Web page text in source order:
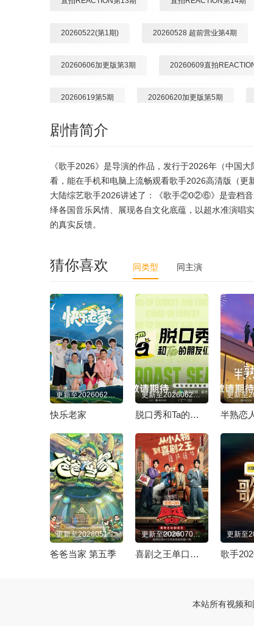
20260522(第1期) 20260528 超前营业第4期
20260606加更版第3期 20260609直拍
20260619第5期 20260620加更版第5期
20260624歌手后花园第5期
20260628(端午特辑) 20260701歌手后花园第6期
20260704加更版第7期 20260705特别企划第2期
20260711加更版第8期
剧情简介
《歌手2026》是导演的作品，发行于2026年（中国
看，能在手机和电脑上流畅观看歌手2026高清版（更
大陆综艺歌手2026讲述了：《歌手②0②⑥》是壹档音
绎各国音乐风情、展现各自文化底蕴，以超水准演唱
的真实反馈。
猜你喜欢 同类型 同主演
更新至20260625先导片
快乐老家
更新至20260620回顾特辑：当脱友们唠起打工
脱口秀和Ta的朋友们 第三季 半熟恋
更新至20260518第1期（下）
爸爸当家 第五季
更新至20260702先导片
喜剧之王单口季 第三季 歌手
本站所有视频